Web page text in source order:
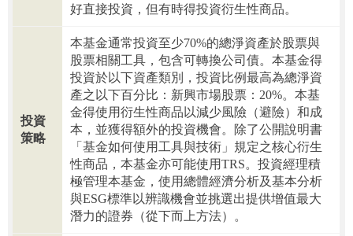
好直接投資，但有時得投資衍生性商品。
投資
策略
本基金通常投資至少70%的總淨資產於股票與
股票相關工具，包含可轉換公司債。本基金得
投資於以下資產類別，投資比例最高為總淨資
產之以下百分比：新興市場股票：20%。本基
金得使用衍生性商品以減少風險（避險）和成
本，並獲得額外的投資機會。除了公開說明書
「基金如何使用工具與技術」規定之核心衍生
性商品，本基金亦可能使用TRS。投資經理積
極管理本基金，使用總體經濟分析及基本分析
與ESG標準以辨識機會並挑選出提供增值最大
潛力的證券（從下而上方法）。